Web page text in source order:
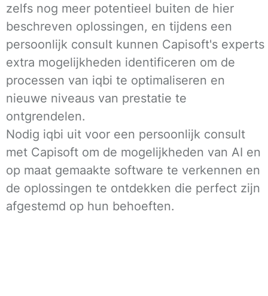
zelfs nog meer potentieel buiten de hier
beschreven oplossingen, en tijdens een
persoonlijk consult kunnen Capisoft's experts
extra mogelijkheden identificeren om de
processen van iqbi te optimaliseren en
nieuwe niveaus van prestatie te
ontgrendelen.
Nodig iqbi uit voor een persoonlijk consult
met Capisoft om de mogelijkheden van AI en
op maat gemaakte software te verkennen en
de oplossingen te ontdekken die perfect zijn
afgestemd op hun behoeften.